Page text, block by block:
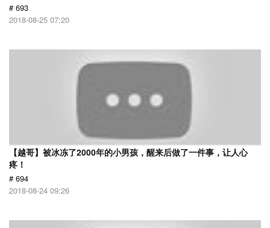
# 693
2018-08-25 07:20
【越哥】被冰冻了2000年的小男孩，醒来后做了一件事，让人心
疼！
# 694
2018-08-24 09:26